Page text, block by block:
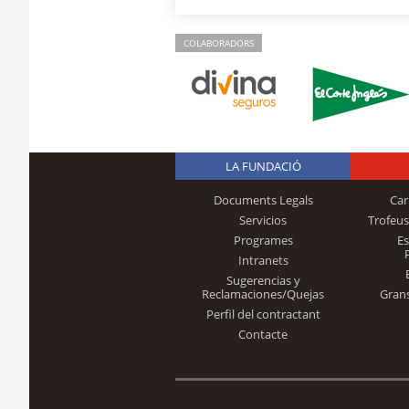
COLABORADORS
LA FUNDACIÓ
Documents Legals
Servicios
Programes
Intranets
Sugerencias y
Reclamaciones/Quejas
Perfil del contractant
Contacte